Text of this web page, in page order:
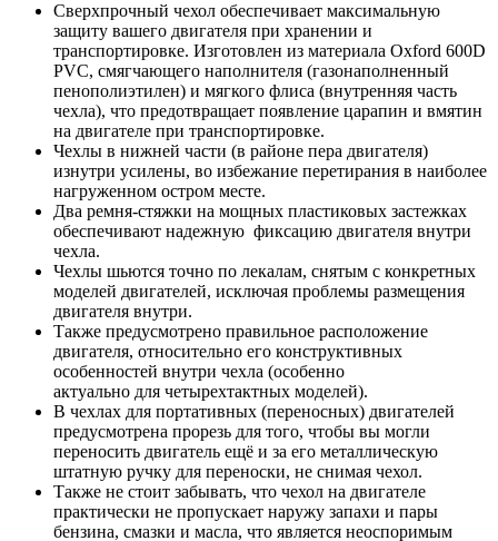
Сверхпрочный чехол обеспечивает максимальную
защиту вашего двигателя при хранении и
транспортировке. Изготовлен из материала Oxford 600D
PVC, смягчающего наполнителя (газонаполненный
пенополиэтилен) и мягкого флиса (внутренняя часть
чехла), что предотвращает появление царапин и вмятин
на двигателе при транспортировке.
Чехлы в нижней части (в районе пера двигателя)
изнутри усилены, во избежание перетирания в наиболее
нагруженном остром месте.
Два ремня-стяжки на мощных пластиковых застежках
обеспечивают надежную фиксацию двигателя внутри
чехла.
Чехлы шьются точно по лекалам, снятым с конкретных
моделей двигателей, исключая проблемы размещения
двигателя внутри.
Также предусмотрено правильное расположение
двигателя, относительно его конструктивных
особенностей внутри чехла (особенно
актуально для четырехтактных моделей).
В чехлах для портативных (переносных) двигателей
предусмотрена прорезь для того, чтобы вы могли
переносить двигатель ещё и за его металлическую
штатную ручку для переноски, не снимая чехол.
Также не стоит забывать, что чехол на двигателе
практически не пропускает наружу запахи и пары
бензина, смазки и масла, что является неоспоримым